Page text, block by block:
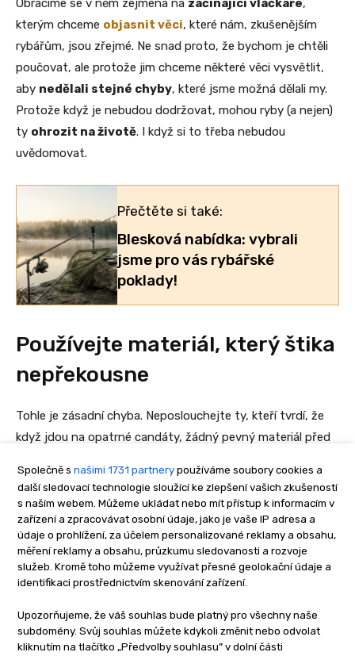
Společně s našimi 1731 partnery používáme soubory cookies a
další sledovací technologie sloužící ke zlepšení vašich zkušeností
s naším webem. Můžeme ukládat nebo mít přístup k informacím v
zařízení a zpracovávat osobní údaje, jako je vaše IP adresa a
údaje o prohlížení, za účelem personalizované reklamy a obsahu,
měření reklamy a obsahu, průzkumu sledovanosti a rozvoje
služeb. Kromě toho můžeme využívat přesné geolokační údaje a
identifikaci prostřednictvím skenování zařízení.
Upozorňujeme, že váš souhlas bude platný pro všechny naše
subdomény. Svůj souhlas můžete kdykoli změnit nebo odvolat
kliknutím na tlačítko „Předvolby souhlasu” v dolní části